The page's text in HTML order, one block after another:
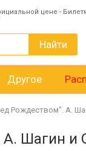
цене -
Найти
Другое
Рождеством". А.
Шагин и